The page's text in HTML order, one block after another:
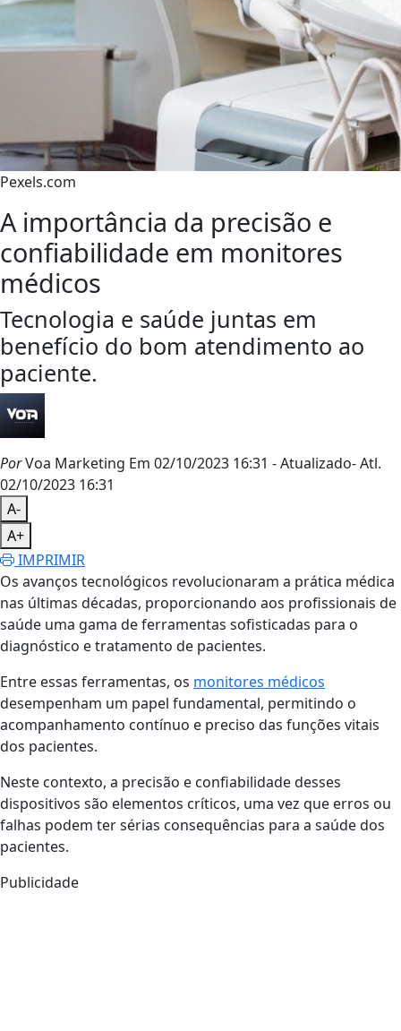
Pexels.com
A importância da precisão e
confiabilidade em monitores
médicos
Tecnologia e saúde juntas em
benefício do bom atendimento ao
paciente.
PorVoa Marketing Em 02/10/2023 16:31 - Atualizado- Atl.
02/10/2023 16:31
A-
A+
IMPRIMIR
Os avanços tecnológicos revolucionaram a prática médica
nas últimas décadas, proporcionando aos profissionais de
saúde uma gama de ferramentas sofisticadas para o
diagnóstico e tratamento de pacientes.
Entre essas ferramentas, os monitores médicos
desempenham um papel fundamental, permitindo o
acompanhamento contínuo e preciso das funções vitais
dos pacientes.
Neste contexto, a precisão e confiabilidade desses
dispositivos são elementos críticos, uma vez que erros ou
falhas podem ter sérias consequências para a saúde dos
pacientes.
Publicidade